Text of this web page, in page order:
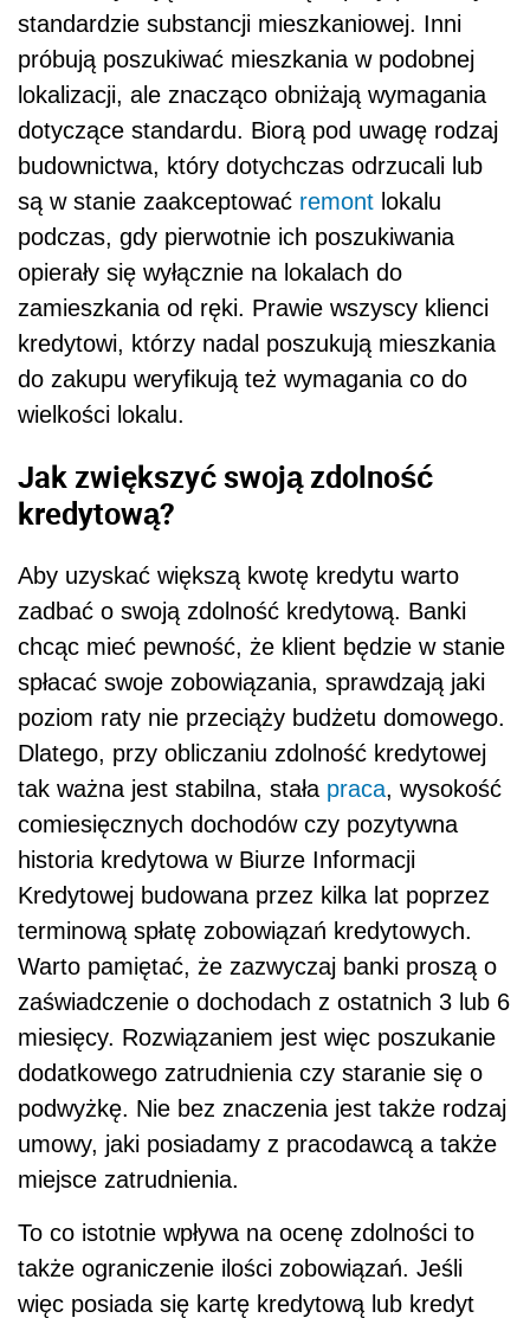
standardzie substancji mieszkaniowej. Inni
próbują poszukiwać mieszkania w podobnej
lokalizacji, ale znacząco obniżają wymagania
dotyczące standardu. Biorą pod uwagę rodzaj
budownictwa, który dotychczas odrzucali lub
są w stanie zaakceptować remont lokalu
podczas, gdy pierwotnie ich poszukiwania
opierały się wyłącznie na lokalach do
zamieszkania od ręki. Prawie wszyscy klienci
kredytowi, którzy nadal poszukują mieszkania
do zakupu weryfikują też wymagania co do
wielkości lokalu.
Jak zwiększyć swoją zdolność
kredytową?
Aby uzyskać większą kwotę kredytu warto
zadbać o swoją zdolność kredytową. Banki
chcąc mieć pewność, że klient będzie w stanie
spłacać swoje zobowiązania, sprawdzają jaki
poziom raty nie przeciąży budżetu domowego.
Dlatego, przy obliczaniu zdolność kredytowej
tak ważna jest stabilna, stała praca, wysokość
comiesięcznych dochodów czy pozytywna
historia kredytowa w Biurze Informacji
Kredytowej budowana przez kilka lat poprzez
terminową spłatę zobowiązań kredytowych.
Warto pamiętać, że zazwyczaj banki proszą o
zaświadczenie o dochodach z ostatnich 3 lub 6
miesięcy. Rozwiązaniem jest więc poszukanie
dodatkowego zatrudnienia czy staranie się o
podwyżkę. Nie bez znaczenia jest także rodzaj
umowy, jaki posiadamy z pracodawcą a także
miejsce zatrudnienia.
To co istotnie wpływa na ocenę zdolności to
także ograniczenie ilości zobowiązań. Jeśli
więc posiada się kartę kredytową lub kredyt